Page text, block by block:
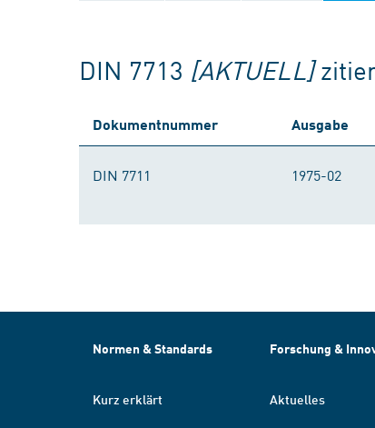
DIN 7713 [AKTUELL]
Dokumentnummer Ausgabe
DIN 7711 1975-02
Normen & Standards
Kurz erklärt
Forschung &
Aktuelles